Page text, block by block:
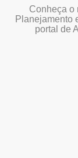
Conheça o
Planejamento
portal de